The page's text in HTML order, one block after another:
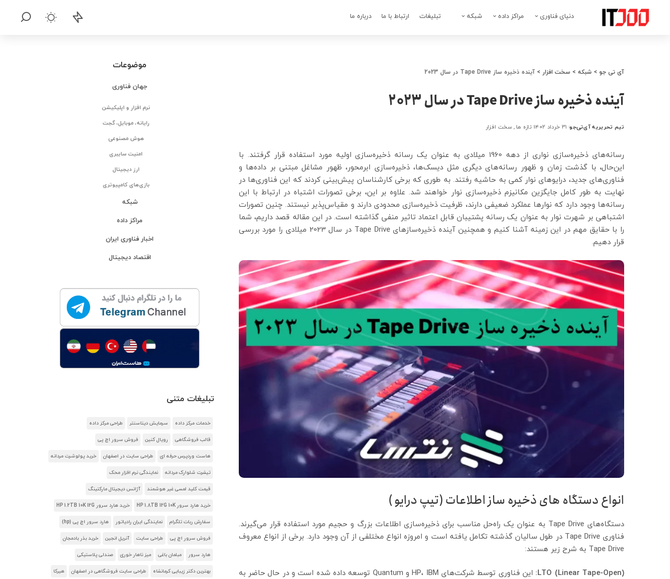
دنیای فناوری مراکز داده شبکه تبلیغات ارتباط با ما درباره ما
آی تی جو > شبکه > سخت افزار > آینده ذخیره ساز Tape Drive در سال 2023
آینده ذخیره ساز Tape Drive در سال 2023
ارسال
تیم تحریریه آی‌تی‌جو ۳۱ خرداد ۱۴۰۲ تازه ها سخت افزار
رسانه‌های ذخیره‌سازی نواری از دهه 1960 میلادی به عنوان یک رسانه ذخیره‌سازی اولیه مورد استفاده قرار گرفتند. با
این‌حال، با گذشت زمان و ظهور رسانه‌های دیگری مثل دیسک‌ها، ذخیره‌سازی ابرمحور، ظهور مشاغل مبتنی بر داده‌ها و
فناوری‌های جدید، درایوهای نوار کمی به حاشیه رفتند. به طوری که برخی کارشناسان پیش‌بینی کردند که این فناوری‌ها در
نهایت به طور کامل جایگزین مکانیزم ذخیره‌سازی نوار خواهند شد. علاوه بر این، برخی تصورات اشتباه در ارتباط با این
رسانه‌ها وجود دارد که نوارها عملکرد ضعیفی دارند، ظرفیت ذخیره‌سازی محدودی دارند و مقیاس‌پذیر نیستند. چنین تصورات
اشتباهی بر شهرت نوار به عنوان یک رسانه پشتیبان قابل اعتماد تاثیر منفی گذاشته است. در این مقاله قصد داریم، شما
را با حقایق مهم در این زمینه آشنا کنیم و همچنین آینده ذخیره‌سازهای Tape Drive در سال 2023 میلادی را مورد بررسی
قرار دهیم.
انواع دستگاه های ذخیره ساز اطلاعات (تیپ درایو )
دستگاه‌های Tape Drive به عنوان یک راه‌حل مناسب برای ذخیره‌سازی اطلاعات بزرگ و حجیم مورد استفاده قرار می‌گیرند.
فناوری Tape Drive در طول سالیان گذشته تکامل یافته است و امروزه انواع مختلفی از آن وجود دارد. برخی از انواع معروف
Tape Drive به شرح زیر هستند:
LTO (Linear Tape-Open)
:
این فناوری توسط شرکت‌های HP، IBM و Quantum توسعه داده شده است و در حال حاضر به
موضوعات
جهان فناوری
نرم افزار و اپلیکیشن
رایانه، موبایل، گجت
هوش مصنوعی
امنیت سایبری
ارز دیجیتال
بازی‌های کامپیوتری
شبکه
مراکز داده
اخبار فناوری ایران
اقتصاد دیجیتال
تبلیغات متنی
خدمات مرکز داده سرمایش دیتاسنتر طراحی مرکز داده
قالب فروشگاهی رویال کنین فروش سرور اچ پی
هاست وردپرس حرفه ای طراحی سایت در اصفهان خرید پولوشرت مردانه
تیشرت شلوارک مردانه نمایندگی نرم افزار محک
قیمت کلید لمسی غیر هوشمند آژانس دیجیتال مارکتینگ
خرید هارد سرور HP 1.8TB 12G 10K خرید هارد سرور HP 1.2TB 10K 12G
سفارش ربات تلگرام نمایندگی ایران رادیاتور هارد سرور اچ پی (hp)
فروش سرور اچ پی طراحی سایت آنریل انجین خرید بذر بادمجان
هارد سرور مبلمان باغی میز ناهار خوری صندلی پلاستیکی
بهترین دکتر زیبایی کرمانشاه طراحی سایت فروشگاهی در اصفهان هیرکا